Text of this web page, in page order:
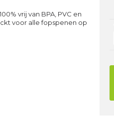
vrij van BPA, PVC en
voor alle fopspenen op